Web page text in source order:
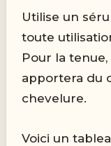
Utilise un
toute
Pour la
apportera du
chevelure.
Voici un